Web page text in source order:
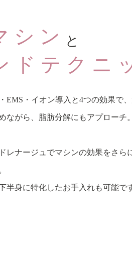
シン と
ドテクニ
EMS・イオン導入と4つの効果で
ながら、脂肪分解にもアプローチ。
レナージュでマシンの効果をさら
半身に特化したお手入れも可能で